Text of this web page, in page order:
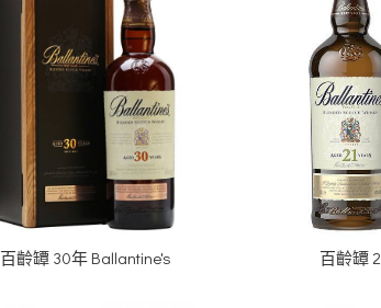
百齡罈 30年 Ballantine's 百齡罈